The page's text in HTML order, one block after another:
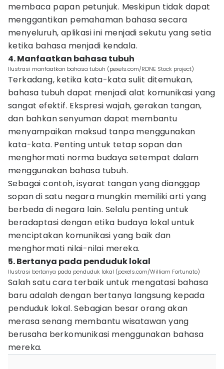
membaca papan petunjuk. Meskipun tidak dapat
menggantikan pemahaman bahasa secara
menyeluruh, aplikasi ini menjadi sekutu yang setia
ketika bahasa menjadi kendala.
4. Manfaatkan bahasa tubuh
Ilustrasi manfaatkan bahasa tubuh (pexels.com/RDNE Stock project)
Terkadang, ketika kata-kata sulit ditemukan,
bahasa tubuh dapat menjadi alat komunikasi yang
sangat efektif. Ekspresi wajah, gerakan tangan,
dan bahkan senyuman dapat membantu
menyampaikan maksud tanpa menggunakan
kata-kata. Penting untuk tetap sopan dan
menghormati norma budaya setempat dalam
menggunakan bahasa tubuh.
Sebagai contoh, isyarat tangan yang dianggap
sopan di satu negara mungkin memiliki arti yang
berbeda di negara lain. Selalu penting untuk
beradaptasi dengan etika budaya lokal untuk
menciptakan komunikasi yang baik dan
menghormati nilai-nilai mereka.
5. Bertanya pada penduduk lokal
Ilustrasi bertanya pada penduduk lokal (pexels.com/William Fortunato)
Salah satu cara terbaik untuk mengatasi bahasa
baru adalah dengan bertanya langsung kepada
penduduk lokal. Sebagian besar orang akan
merasa senang membantu wisatawan yang
berusaha berkomunikasi menggunakan bahasa
mereka.